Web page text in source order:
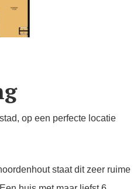
op een perfecte locatie
staat dit zeer ruime